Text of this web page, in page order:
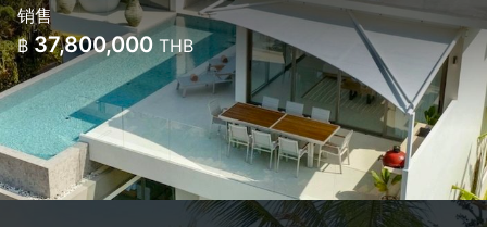
销售
฿ 37,800,000THB